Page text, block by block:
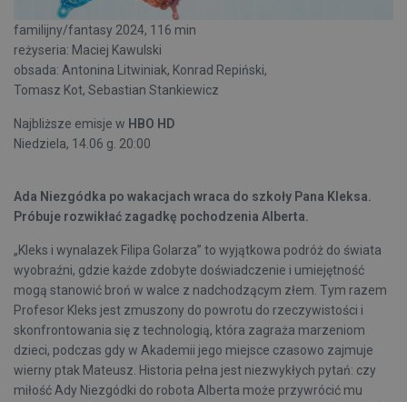
familijny/fantasy 2024, 116 min
reżyseria: Maciej Kawulski
obsada: Antonina Litwiniak, Konrad Repiński,
Tomasz Kot, Sebastian Stankiewicz
Najbliższe emisje w HBO HD
Niedziela, 14.06 g. 20:00
Ada Niezgódka po wakacjach wraca do szkoły Pana Kleksa.
Próbuje rozwikłać zagadkę pochodzenia Alberta.
„Kleks i wynalazek Filipa Golarza” to wyjątkowa podróż do świata
wyobraźni, gdzie każde zdobyte doświadczenie i umiejętność
mogą stanowić broń w walce z nadchodzącym złem. Tym razem
Profesor Kleks jest zmuszony do powrotu do rzeczywistości i
skonfrontowania się z technologią, która zagraża marzeniom
dzieci, podczas gdy w Akademii jego miejsce czasowo zajmuje
wierny ptak Mateusz. Historia pełna jest niezwykłych pytań: czy
miłość Ady Niezgódki do robota Alberta może przywrócić mu